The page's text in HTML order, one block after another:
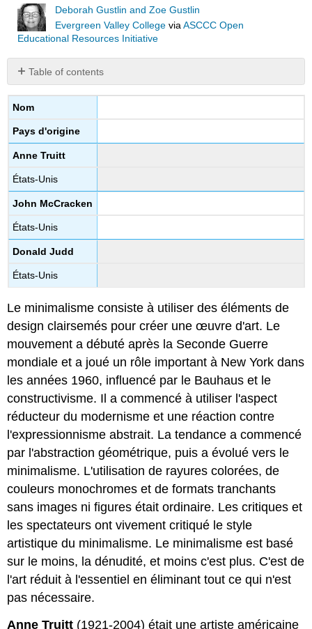
Deborah Gustlin and Zoe Gustlin
Evergreen Valley College viaASCCC Open
Educational Resources Initiative
Table of contents
No
headers
Nom
Pays d'origine
Anne Truitt
États-Unis
John McCracken
États-Unis
Donald Judd
États-Unis
Le minimalisme consiste à utiliser des éléments de
design clairsemés pour créer une œuvre d'art. Le
mouvement a débuté après la Seconde Guerre
mondiale et a joué un rôle important à New York dans
les années 1960, influencé par le Bauhaus et le
constructivisme. Il a commencé à utiliser l'aspect
réducteur du modernisme et une réaction contre
l'expressionnisme abstrait. La tendance a commencé
par l'abstraction géométrique, puis a évolué vers le
minimalisme. L'utilisation de rayures colorées, de
couleurs monochromes et de formats tranchants
sans images ni figures était ordinaire. Les critiques et
les spectateurs ont vivement critiqué le style
artistique du minimalisme. Le minimalisme est basé
sur le moins, la dénudité, et moins c'est plus. C'est de
l'art réduit à l'essentiel en éliminant tout ce qui n'est
pas nécessaire.
Anne Truitt (1921-2004) était une artiste américaine